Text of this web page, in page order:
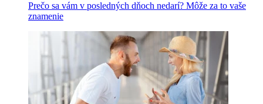
Prečo sa vám v posledných dňoch nedarí? Môže za to vaše
znamenie